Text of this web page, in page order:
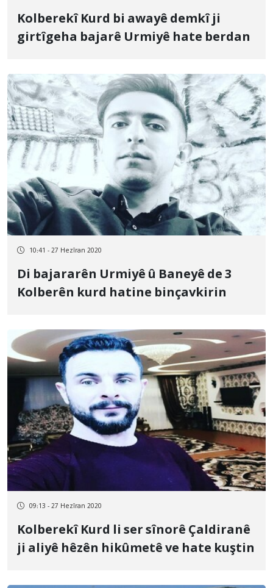
Kolberekî Kurd bi awayê demkî ji
girtîgeha bajarê Urmiyê hate berdan
10:41 - 27 Hezîran 2020
Di bajararên Urmiyê û Baneyê de 3
Kolberên kurd hatine binçavkirin
09:13 - 27 Hezîran 2020
Kolberekî Kurd li ser sînorê Çaldiranê
ji aliyê hêzên hikûmetê ve hate kuştin